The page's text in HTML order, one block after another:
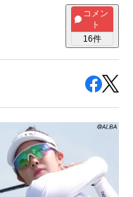
コメン
ト
16件